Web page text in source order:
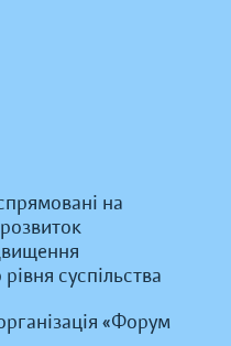
на
суспільства
«Форум